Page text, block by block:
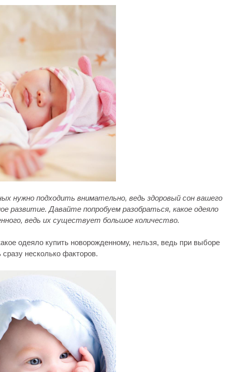
нужно подходить внимательно, ведь здоровый сон вашего
развитие. Давайте попробуем разобраться, какое одеяло
ведь их существует большое количество.
одеяло купить новорожденному, нельзя, ведь при выборе
несколько факторов.